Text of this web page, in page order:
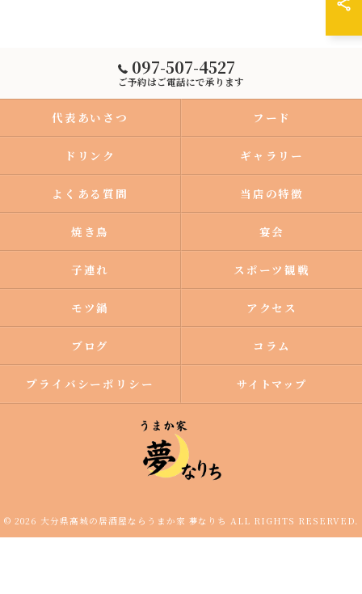
097-507-4527
ご予約はご電話にで承ります
代表あいさつ フード
ドリンク ギャラリー
よくある質問 当店の特徴
焼き鳥 宴会
子連れ スポーツ観戦
モツ鍋 アクセス
ブログ コラム
プライバシーポリシー サイトマップ
© 2026 大分県高城の居酒屋ならうまか家 夢なりち ALL RIGHTS RESERVED.